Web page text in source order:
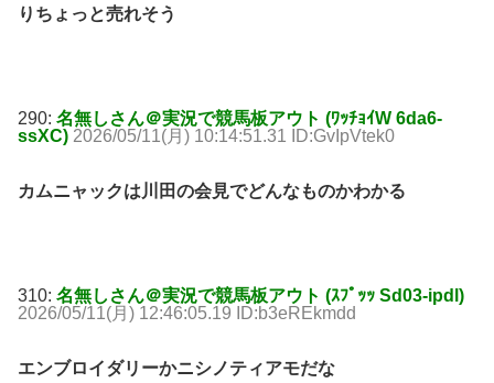
りちょっと売れそう
290: 名無しさん＠実況で競馬板アウト (ﾜｯﾁｮｲW 6da6-
ssXC) 2026/05/11(月) 10:14:51.31 ID:GvIpVtek0
カムニャックは川田の会見でどんなものかわかる
310: 名無しさん＠実況で競馬板アウト (ｽﾌﾟｯｯ Sd03-ipdl)
2026/05/11(月) 12:46:05.19 ID:b3eREkmdd
エンブロイダリーかニシノティアモだな